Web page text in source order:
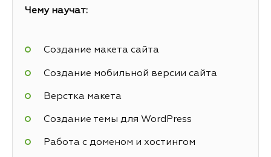
Чему научат:
Создание макета сайта
Создание мобильной версии сайта
Верстка макета
Создание темы для WordPress
Работа с доменом и хостингом